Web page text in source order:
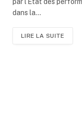
dans la…
LIRE LA SUITE